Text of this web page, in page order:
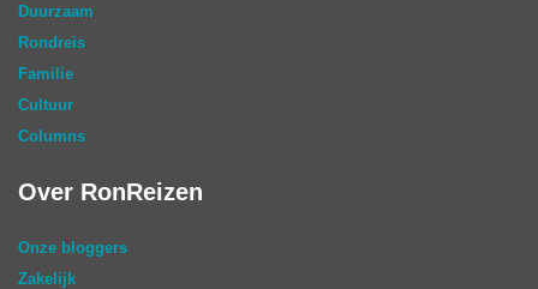
Duurzaam
Rondreis
Familie
Cultuur
Columns
Over RonReizen
Onze bloggers
Zakelijk